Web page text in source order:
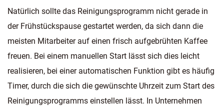
Natürlich sollte das Reinigungsprogramm nicht gerade in
der Frühstückspause gestartet werden, da sich dann die
meisten Mitarbeiter auf einen frisch aufgebrühten Kaffee
freuen. Bei einem manuellen Start lässt sich dies leicht
realisieren, bei einer automatischen Funktion gibt es häufig
Timer, durch die sich die gewünschte Uhrzeit zum Start des
Reinigungsprogramms einstellen lässt. In Unternehmen